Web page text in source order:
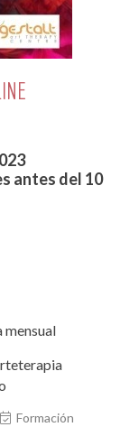
antes del 10
mensual
Formación